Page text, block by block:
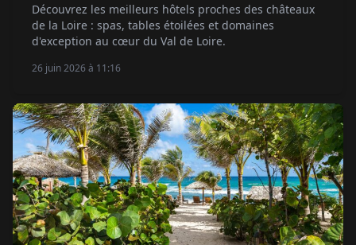
Découvrez les meilleurs hôtels proches des châteaux
de la Loire : spas, tables étoilées et domaines
d'exception au cœur du Val de Loire.
26 juin 2026 à 11:16